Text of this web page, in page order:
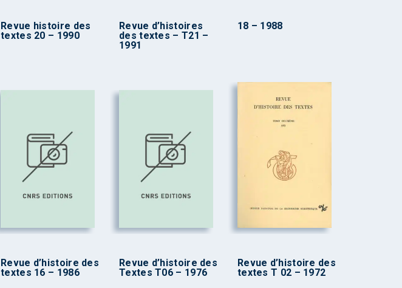
Revue histoire des
textes 20 – 1990
Revue d’histoires
des textes – T21 –
1991
18 – 1988
Revue d’histoire des
textes 16 – 1986
Revue d’histoire des
Textes T06 – 1976
Revue d’histoire des
textes T 02 – 1972